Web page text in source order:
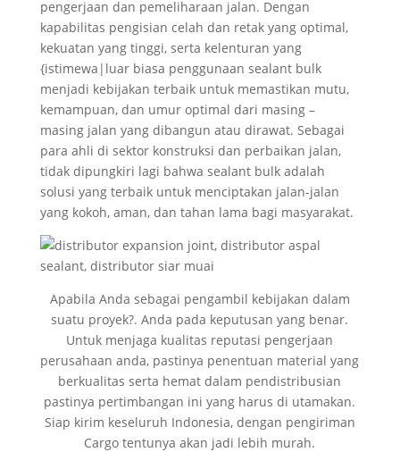
pengerjaan dan pemeliharaan jalan. Dengan
kapabilitas pengisian celah dan retak yang optimal,
kekuatan yang tinggi, serta kelenturan yang
{istimewa|luar biasa penggunaan sealant bulk
menjadi kebijakan terbaik untuk memastikan mutu,
kemampuan, dan umur optimal dari masing –
masing jalan yang dibangun atau dirawat. Sebagai
para ahli di sektor konstruksi dan perbaikan jalan,
tidak dipungkiri lagi bahwa sealant bulk adalah
solusi yang terbaik untuk menciptakan jalan-jalan
yang kokoh, aman, dan tahan lama bagi masyarakat.
Apabila Anda sebagai pengambil kebijakan dalam
suatu proyek?. Anda pada keputusan yang benar.
Untuk menjaga kualitas reputasi pengerjaan
perusahaan anda, pastinya penentuan material yang
berkualitas serta hemat dalam pendistribusian
pastinya pertimbangan ini yang harus di utamakan.
Siap kirim keseluruh Indonesia, dengan pengiriman
Cargo tentunya akan jadi lebih murah.